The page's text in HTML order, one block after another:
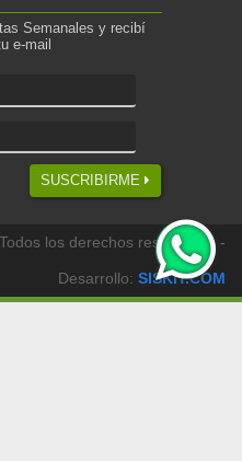
Semanales y recibí
e-mail
SUSCRIBIRME
los derechos reservados -
Desarrollo: SISKIT.COM